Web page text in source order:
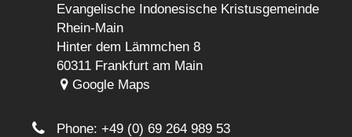
Evangelische Indonesische Kristusgemeinde
Rhein-Main
Hinter dem Lämmchen 8
60311 Frankfurt am Main
Google Maps
Phone:+49 (0) 69 264 989 53